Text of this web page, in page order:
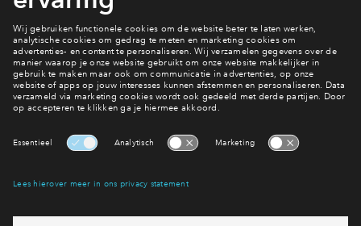
#048
In optie
€ 669.000 v.o.n.
#050
€ 644.500